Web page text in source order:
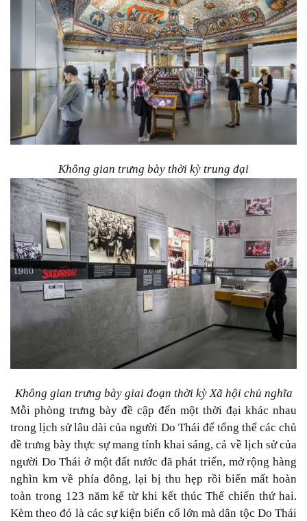
Không gian trưng bày thời kỳ trung đại
Không gian trưng bày giai đoạn thời kỳ Xã hội chủ nghĩa
Mỗi phòng trưng bày đề cập đến một thời đại khác nhau
trong lịch sử lâu dài của người Do Thái để tổng thể các chủ
đề trưng bày thực sự mang tính khai sáng, cả về lịch sử của
người Do Thái ở một đất nước đã phát triển, mở rộng hàng
nghìn km về phía đông, lại bị thu hẹp rồi biến mất hoàn
toàn trong 123 năm kể từ khi kết thúc Thế chiến thứ hai.
Kèm theo đó là các sự kiện biến cố lớn mà dân tộc Do Thái